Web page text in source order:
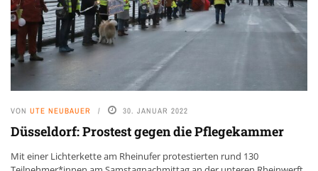
VON UTE NEUBAUER 30. JANUAR 2022
Düsseldorf: Prostest gegen die Pflegekammer
Mit einer Lichterkette am Rheinufer protestierten rund 130